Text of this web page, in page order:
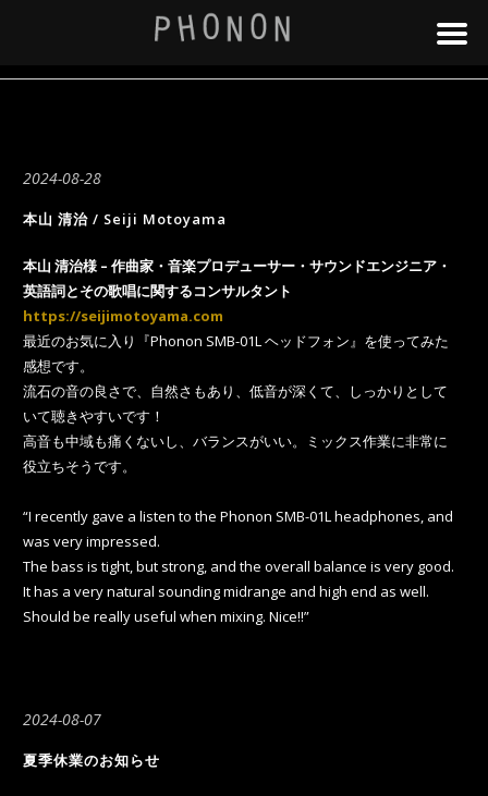
2024-08-28
本山 清治 / Seiji Motoyama
本山 清治様 – 作曲家・音楽プロデューサー・サウンドエンジニア・
英語詞とその歌唱に関するコンサルタント
https://seijimotoyama.com
最近のお気に入り『Phonon SMB-01L ヘッドフォン』を使ってみた
感想です。
流石の音の良さで、自然さもあり、低音が深くて、しっかりとして
いて聴きやすいです！
高音も中域も痛くないし、バランスがいい。ミックス作業に非常に
役立ちそうです。
“I recently gave a listen to the Phonon SMB-01L headphones, and
was very impressed.
The bass is tight, but strong, and the overall balance is very good.
It has a very natural sounding midrange and high end as well.
Should be really useful when mixing. Nice!!”
2024-08-07
夏季休業のお知らせ